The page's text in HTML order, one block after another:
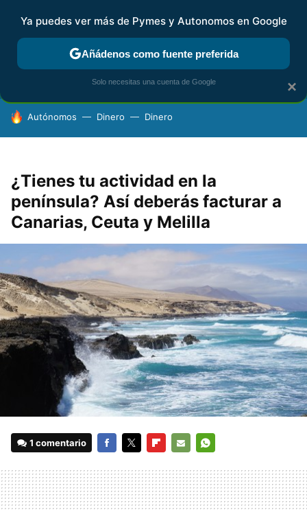
FISCALIDAD Y CONTABILIDAD KIT DIGITAL RENTA
HOY SE HABLA DE
Autónomos Dinero Dinero
¿Tienes tu actividad en la
península? Así deberás facturar a
Canarias, Ceuta y Melilla
1 comentario
MAIL
×
Ya puedes ver más de Pymes y Autonomos en Google
Añádenos como fuente preferida
Solo necesitas una cuenta de Google